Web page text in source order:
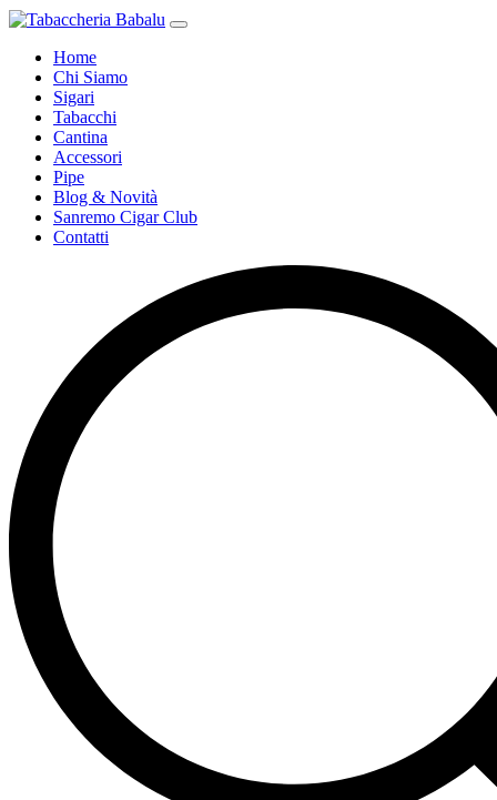
Home
Chi Siamo
Sigari
Tabacchi
Cantina
Accessori
Pipe
Blog & Novità
Sanremo Cigar Club
Contatti